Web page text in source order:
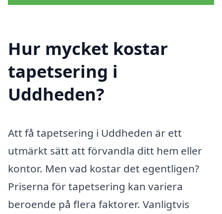
Hur mycket kostar
tapetsering i
Uddheden?
Att få tapetsering i Uddheden är ett
utmärkt sätt att förvandla ditt hem eller
kontor. Men vad kostar det egentligen?
Priserna för tapetsering kan variera
beroende på flera faktorer. Vanligtvis